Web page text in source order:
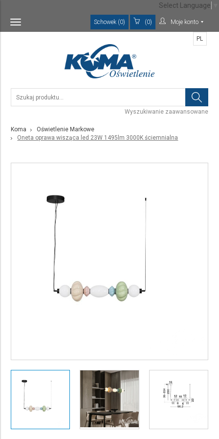
Toggle
navigation
Schowek (0) (0) Moje konto
Wyszukiwanie zaawansowane
PL
Koma
Oświetlenie Markowe
Oneta oprawa wisząca led 23W 1495lm 3000K ściemnialna
Select Language